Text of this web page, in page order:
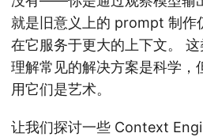
就是旧意义上的 prompt 制作
在它服务于更大的上下文。 这
理解常见的解决方案是科学，
用它们是艺术。
让我们探讨一些 Context